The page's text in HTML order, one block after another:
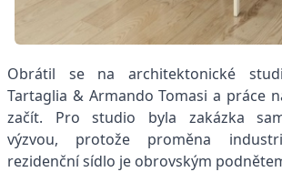
Obrátil se na architektonické
Tartaglia & Armando Tomasi a práce
začít. Pro studio byla zakázka
výzvou, protože proměna
rezidenční sídlo je obrovským